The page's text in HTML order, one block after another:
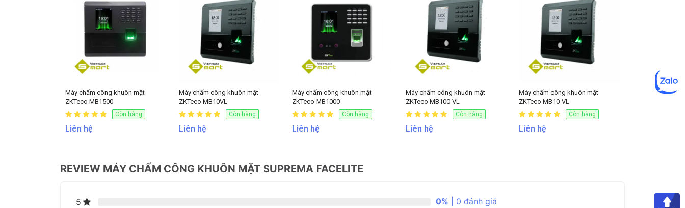
USB
Hỗ trợ
Thẻ SD
Không hỗ trợ
PoE (Power over
Ethernet)
Không hỗ trợ
Hệ thống liên lạc
(micro, loa)
Không hỗ trợ
Máy chấm công khuôn mặt
ZKTeco MB1500
Còn hàng
Liên hệ
Máy chấm công khuôn mặt
ZKTeco MB10VL
Còn hàng
Liên hệ
Máy chấm công khuôn mặt
ZKTeco MB1000
Còn hàng
Liên hệ
Máy chấm công khuôn mặt
ZKTeco MB100-VL
Còn hàng
Liên hệ
Máy chấm công khuôn mặt
ZKTeco MB10-VL
Còn hàng
Liên hệ
REVIEW MÁY CHẤM CÔNG KHUÔN MẶT SUPREMA FACELITE
5 0% | 0 đánh giá